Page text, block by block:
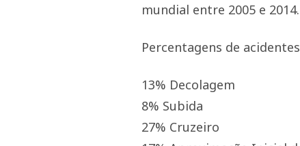
mundial entre 2005 e 2014.
Percentagens de
13% Decolagem
8% Subida
27% Cruzeiro